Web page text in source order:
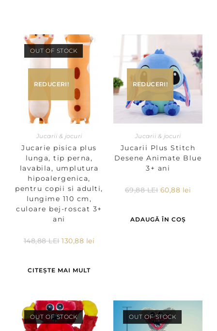
OUT OF STOCK
REDUCERI!
Jucarii & jocuri
Jucarie pisica plus
lunga, tip perna,
lavabila, umplutura
hipoalergenica,
pentru copii si adulti,
lungime 110 cm,
culoare bej-roscat 3+
ani
148,88LEI 130,88 lei
CITEȘTE MAI MULT
REDUCERI!
Jucarii & jocuri
Jucarii Plus Stitch
Desene Animate Blue
3+ ani
69,88LEI 60,88 lei
ADAUGĂ ÎN COȘ
OUT OF STOCK OUT OF STOCK